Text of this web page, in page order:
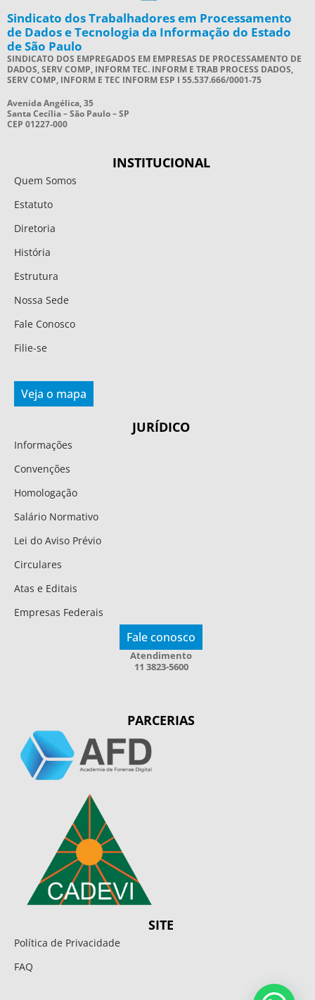
Sindicato dos Trabalhadores em Processamento
de Dados e Tecnologia da Informação do Estado
de São Paulo
SINDICATO DOS EMPREGADOS EM EMPRESAS DE PROCESSAMENTO DE
DADOS, SERV COMP, INFORM TEC. INFORM E TRAB PROCESS DADOS,
SERV COMP, INFORM E TEC INFORM ESP I 55.537.666/0001-75
Avenida Angélica, 35
Santa Cecília – São Paulo – SP
CEP 01227-000
INSTITUCIONAL
Quem Somos
Estatuto
Diretoria
História
Estrutura
Nossa Sede
Fale Conosco
Filie-se
Veja o mapa
JURÍDICO
Informações
Convenções
Homologação
Salário Normativo
Lei do Aviso Prévio
Circulares
Atas e Editais
Empresas Federais
Fale conosco
Atendimento
11 3823-5600
PARCERIAS
SITE
Política de Privacidade
FAQ